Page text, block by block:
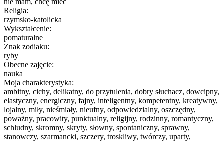
Religia:
rzymsko-katolicka
Wykształcenie:
pomaturalne
Znak zodiaku:
ryby
Obecne zajęcie:
nauka
Moja charakterystyka:
ambitny, cichy, delikatny, do przytulenia, dobry słuchacz, dowcipny,
elastyczny, energiczny, fajny, inteligentny, kompetentny, kreatywny,
lojalny, miły, nieśmiały, nieufny, odpowiedzialny, oszczędny,
poważny, pracowity, punktualny, religijny, rodzinny, romantyczny,
schludny, skromny, skryty, słowny, spontaniczny, sprawny,
stanowczy, szarmancki, szczery, troskliwy, twórczy, uparty,